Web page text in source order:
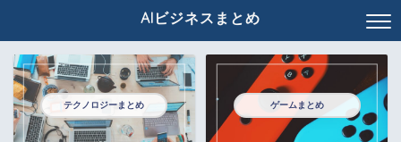
AIビジネスまとめ
テクノロジーまとめ ゲームまとめ